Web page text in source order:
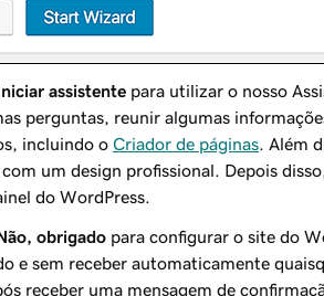
assistente para utilizar o nosso
perguntas, reunir algumas
incluindo o Criador de páginas . Além
um design profissional. Depois
do WordPress.
obrigado para configurar o site do
e sem receber automaticamente
receber uma mensagem de